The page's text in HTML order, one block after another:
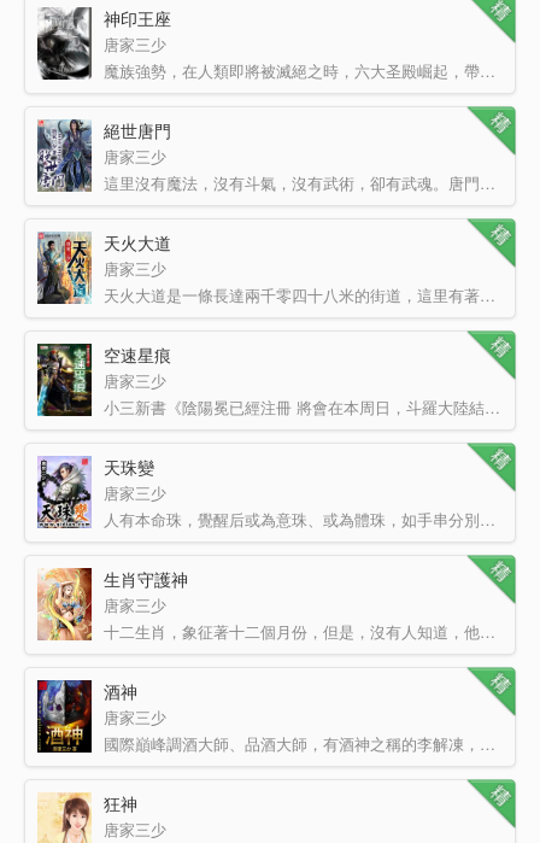
神印王座
唐家三少
魔族強勢，在人類即將被滅絕之時，六大圣殿崛起，帶領著人類守住最后的領土。一名少年，為救母加入騎士圣殿…
絕世唐門
唐家三少
這里沒有魔法，沒有斗氣，沒有武術，卻有武魂。唐門創立萬年之后的斗羅大陸上，唐門式微。一代天驕橫空出世…
天火大道
唐家三少
天火大道是一條長達兩千零四十八米的街道，這里有著一百六十八間店鋪，每一位店鋪的主人，都是一位強大的異…
空速星痕
唐家三少
小三新書《陰陽冕已經注冊 將會在本周日，斗羅大陸結束的同時開始上傳更新，麻煩大家先收藏、推薦一下，謝…
天珠變
唐家三少
人有本命珠，覺醒后或為意珠、或為體珠，如手串分別在左右手腕處盤旋。天珠如人類之雙胞胎，當意、體雙珠同…
生肖守護神
唐家三少
十二生肖，象征著十二個月份，但是，沒有人知道，他們也象征著十二位守護者。十二位傳承著生肖血脈的守護者…
酒神
唐家三少
國際巔峰調酒大師、品酒大師，有酒神之稱的李解凍，為了品嘗出土的漢代美酒而醉死于而立之年。 當…
狂神
唐家三少